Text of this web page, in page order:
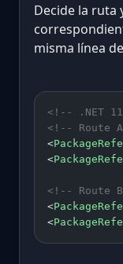
Decide la ruta
misma línea
<!-- .NET
<!-- Route
<
<
<!-- Route
<
<